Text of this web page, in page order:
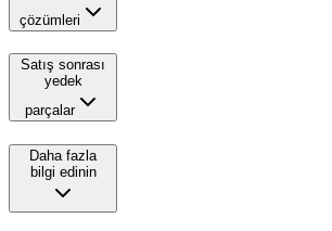
çözümleri
Satış sonrası
yedek
parçalar
Daha fazla
bilgi edinin